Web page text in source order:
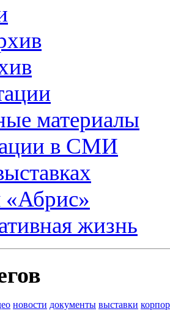
материалы
в СМИ
жизнь
новости документы выставки